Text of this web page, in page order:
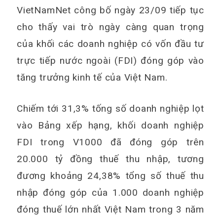
VietNamNet công bố ngày 23/09 tiếp tục
cho thấy vai trò ngày càng quan trọng
của khối các doanh nghiệp có vốn đầu tư
trực tiếp nước ngoài (FDI) đóng góp vào
tăng trưởng kinh tế của Việt Nam.
Chiếm tới 31,3% tống số doanh nghiệp lọt
vào Bảng xếp hạng, khối doanh nghiệp
FDI trong V1000 đã đóng góp trên
20.000 tỷ đồng thuế thu nhập, tương
đương khoảng 24,38% tổng số thuế thu
nhập đóng góp của 1.000 doanh nghiệp
đóng thuế lớn nhất Việt Nam trong 3 năm